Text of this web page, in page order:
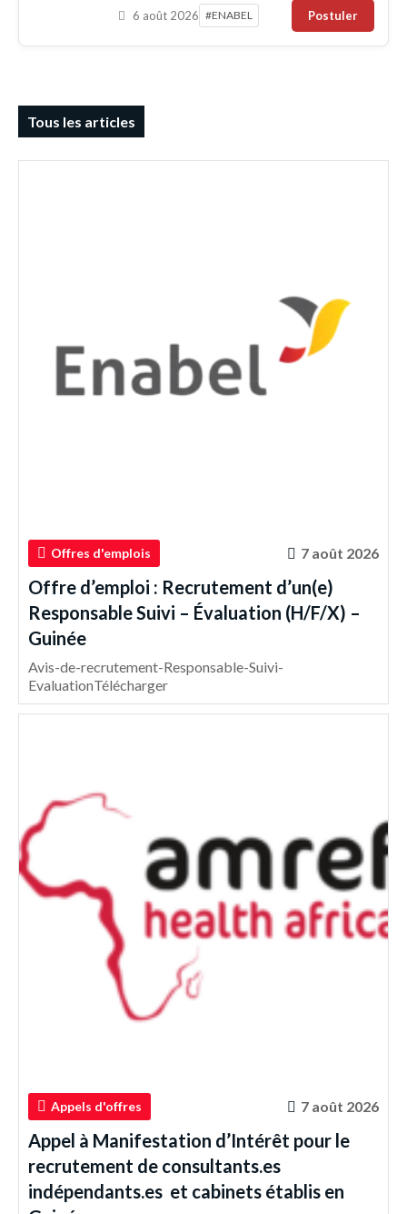
6 août 2026 #ENABEL Postuler
Tous les articles
Offres d'emplois 7 août 2026
Offre d’emploi : Recrutement d’un(e)
Responsable Suivi – Évaluation (H/F/X) –
Guinée
Avis-de-recrutement-Responsable-Suivi-
EvaluationTélécharger
Appels d'offres 7 août 2026
Appel à Manifestation d’Intérêt pour le
recrutement de consultants.es
indépendants.es et cabinets établis en